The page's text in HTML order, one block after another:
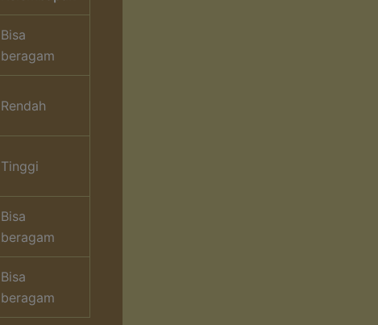
Bisa
beragam
Rendah
Tinggi
Bisa
beragam
Bisa
beragam